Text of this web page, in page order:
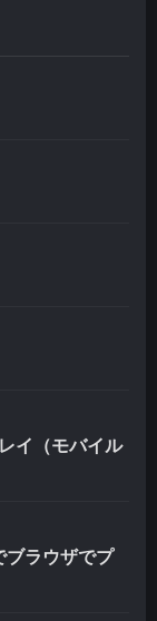
イ（モバイル
ブラウザでプ